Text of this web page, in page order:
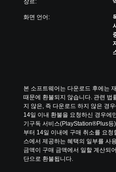
화면 언어:
본 소프트웨어는 다운로드 후에는
때문에 환불되지 않습니다. 관련 법
지 않은, 즉 다운로드 하지 않은 경
14일 이내 환불을 요청하신 경우에
기구독 서비스(PlayStation®Plus등
부터 14일 이내에 구매 취소를 요
스에서 제공하는 혜택의 일부를 사
금액이 구매 금액에서 일할 계산되
단으로 환불됩니다.